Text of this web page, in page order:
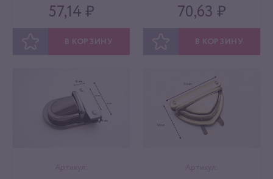
57,14 ₽
В КОРЗИНУ
70,63 ₽
В КОРЗИНУ